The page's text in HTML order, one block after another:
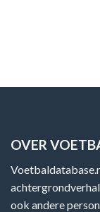
OVER
ook andere